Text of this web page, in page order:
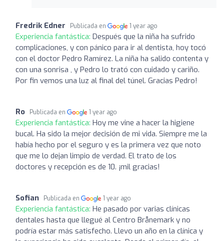
Fredrik Edner Publicada en 1 year ago
Experiencia fantástica: Después que la niña ha sufrido
complicaciones, y con pánico para ir al dentista, hoy tocó
con el doctor Pedro Ramírez. La niña ha salido contenta y
con una sonrisa , y Pedro lo trató con cuidado y cariño.
Por fin vemos una luz al final del túnel. Gracias Pedro!
Ro Publicada en 1 year ago
Experiencia fantástica: Hoy me vine a hacer la higiene
bucal. Ha sido la mejor decisión de mi vida. Siempre me la
había hecho por el seguro y es la primera vez que noto
que me lo dejan limpio de verdad. El trato de los
doctores y recepción es de 10. ¡mil gracias!
Sofian Publicada en 1 year ago
Experiencia fantástica: He pasado por varias clínicas
dentales hasta que llegué al Centro Brånemark y no
podría estar más satisfecho. Llevo un año en la clínica y